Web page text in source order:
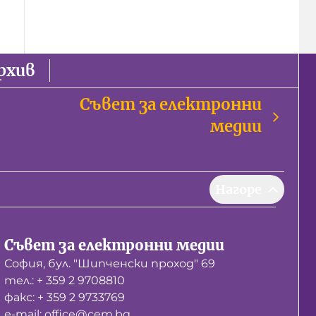
Съвет за електронни
медии
Съвет за електронни медии
София, бул. "Шипченски проход" 69
тел.: + 359 2 9708810
факс: + 359 2 9733769